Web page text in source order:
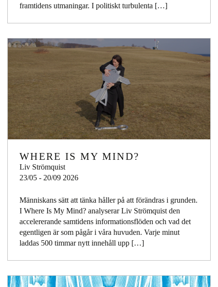
framtidens utmaningar. I politiskt turbulenta […]
WHERE IS MY MIND?
Liv Strömquist
23/05 - 20/09 2026
Människans sätt att tänka håller på att förändras i grunden.
I Where Is My Mind? analyserar Liv Strömquist den
accelererande samtidens informationsflöden och vad det
egentligen är som pågår i våra huvuden. Varje minut
laddas 500 timmar nytt innehåll upp […]